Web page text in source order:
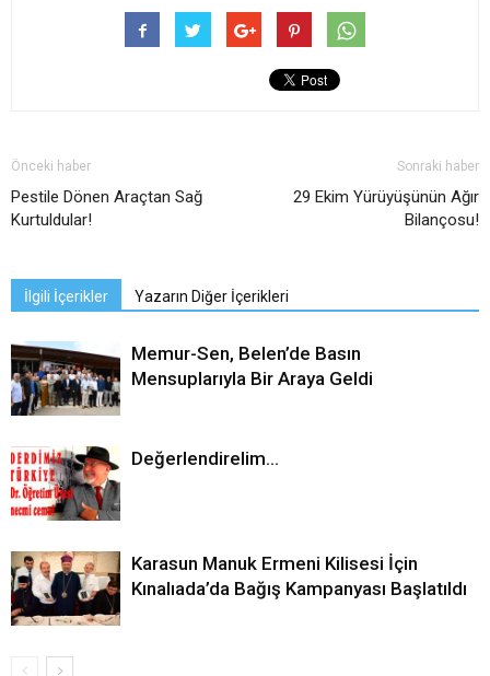
Önceki haber
Pestile Dönen Araçtan Sağ
Kurtuldular!
Sonraki haber
29 Ekim Yürüyüşünün Ağır
Bilançosu!
İlgili İçerikler Yazarın Diğer İçerikleri
Memur-Sen, Belen’de Basın
Mensuplarıyla Bir Araya Geldi
Değerlendirelim…
Karasun Manuk Ermeni Kilisesi İçin
Kınalıada’da Bağış Kampanyası Başlatıldı